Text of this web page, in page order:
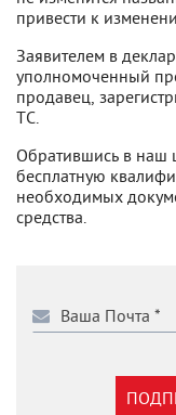
привести к
Заявителем в
уполномоченный
продавец,
ТС.
Обратившись в наш
бесплатную
необходимых
средства.